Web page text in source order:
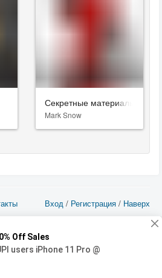
Секретные материалы
Mark Snow
Вход / Регистрация / Наверх
только в том в случае, если
целями - для прочих целей
запись.